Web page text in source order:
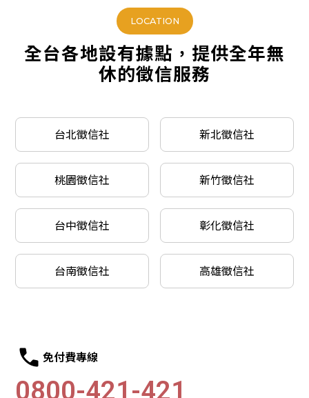
LOCATION
全台各地設有據點，提供全年無
休的徵信服務
台北徵信社 新北徵信社
桃園徵信社 新竹徵信社
台中徵信社 彰化徵信社
台南徵信社 高雄徵信社
免付費專線
0800-421-421